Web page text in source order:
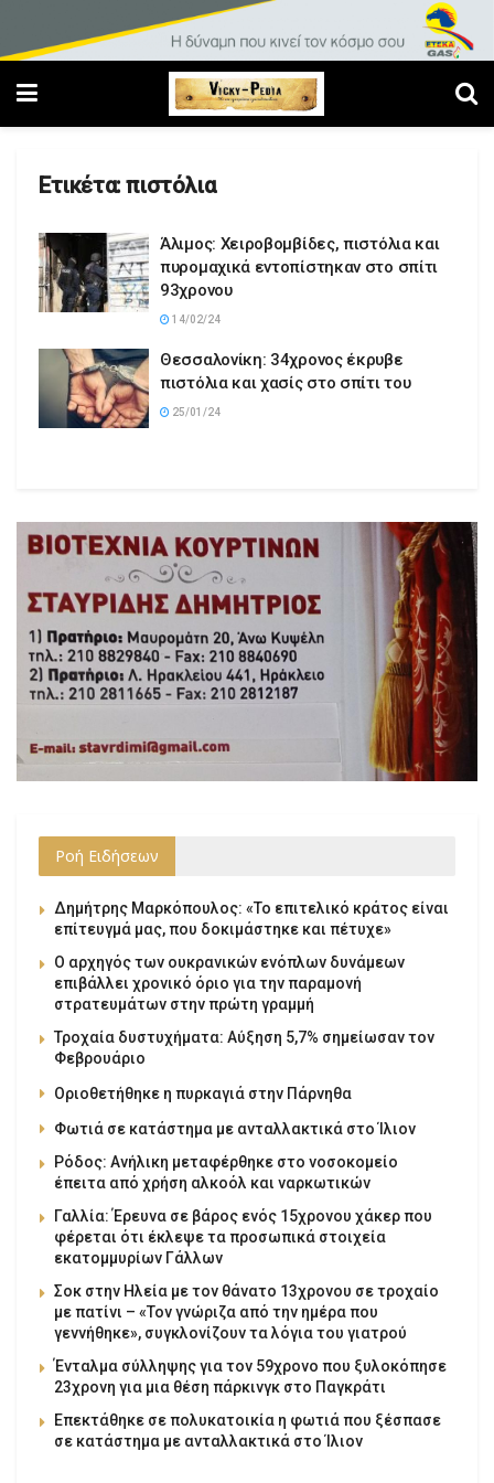
Ετικέτα:πιστόλια
Άλιμος: Χειροβομβίδες, πιστόλια και
πυρομαχικά εντοπίστηκαν στο σπίτι
93χρονου
14/02/24
Θεσσαλονίκη: 34χρονος έκρυβε
πιστόλια και χασίς στο σπίτι του
25/01/24
Ροή Ειδήσεων
Δημήτρης Μαρκόπουλος: «Το επιτελικό κράτος είναι
επίτευγμά μας, που δοκιμάστηκε και πέτυχε»
Ο αρχηγός των ουκρανικών ενόπλων δυνάμεων
επιβάλλει χρονικό όριο για την παραμονή
στρατευμάτων στην πρώτη γραμμή
Τροχαία δυστυχήματα: Αύξηση 5,7% σημείωσαν τον
Φεβρουάριο
Οριοθετήθηκε η πυρκαγιά στην Πάρνηθα
Φωτιά σε κατάστημα με ανταλλακτικά στο Ίλιον
Ρόδος: Ανήλικη μεταφέρθηκε στο νοσοκομείο
έπειτα από χρήση αλκοόλ και ναρκωτικών
Γαλλία: Έρευνα σε βάρος ενός 15χρονου χάκερ που
φέρεται ότι έκλεψε τα προσωπικά στοιχεία
εκατομμυρίων Γάλλων
Σοκ στην Ηλεία με τον θάνατο 13χρονου σε τροχαίο
με πατίνι – «Τον γνώριζα από την ημέρα που
γεννήθηκε», συγκλονίζουν τα λόγια του γιατρού
Ένταλμα σύλληψης για τον 59χρονο που ξυλοκόπησε
23χρονη για μια θέση πάρκινγκ στο Παγκράτι
Επεκτάθηκε σε πολυκατοικία η φωτιά που ξέσπασε
σε κατάστημα με ανταλλακτικά στο Ίλιον